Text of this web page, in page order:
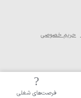
فرصت‌های شغلی